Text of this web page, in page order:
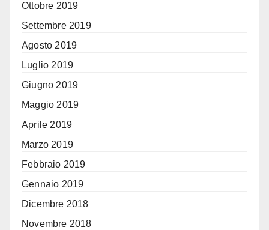
Ottobre 2019
Settembre 2019
Agosto 2019
Luglio 2019
Giugno 2019
Maggio 2019
Aprile 2019
Marzo 2019
Febbraio 2019
Gennaio 2019
Dicembre 2018
Novembre 2018